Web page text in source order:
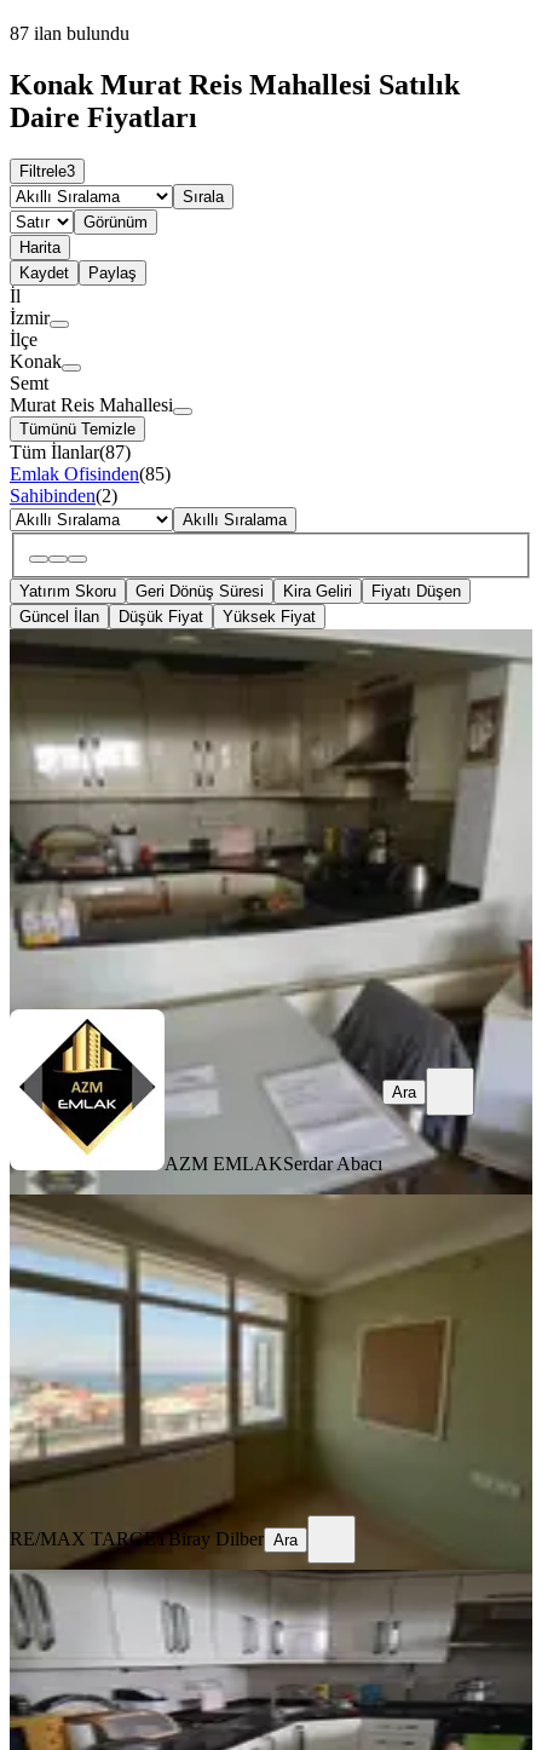
87 ilan bulundu
Konak Murat Reis Mahallesi Satılık
Daire Fiyatları
Filtrele3
Sırala
Görünüm
Harita
Kaydet
Paylaş
İl
İzmir
İlçe
Konak
Semt
Murat Reis Mahallesi
Tümünü Temizle
Tüm İlanlar(87)
Emlak Ofisinden(85)
Sahibinden(2)
Akıllı Sıralama
Yatırım Skoru Geri Dönüş Süresi Kira Geliri
Fiyatı Düşen
Güncel İlan
Düşük Fiyat Yüksek Fiyat
YENİ
İzmirspor Metro Yakını Bahçeli 2+1
Konak, Murat Reis Mahallesi
120 m² · Bodrum Kat· 08.08.2026
3.200.000 ₺
AZM EMLAK Serdar Abacı
AZM EMLAKSerdar Abacı
Ara
YENİ
Satılık 3+1 Körfez Manzaralı , Hatay
Metro'ya Yakın Daire
Konak, Murat Reis Mahallesi
·Çatı Katı
5.400.000 ₺
RE/MAX TARGETBiray Dilber
RE/MAX TARGETBiray Dilber Ara
YENİ
Konak Hatay Satılık Daire 2+1
Konak, Murat Reis Mahallesi
2+1
·90 m²·Kot 1·05.08.2026
3.200.000 ₺